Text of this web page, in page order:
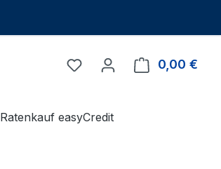
Du hast 0 Produkte auf
0,00 €
Ratenkauf easyCredit